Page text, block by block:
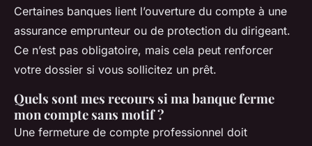
Certaines banques lient l’ouverture du compte à une
assurance emprunteur ou de protection du dirigeant.
Ce n’est pas obligatoire, mais cela peut renforcer
votre dossier si vous sollicitez un prêt.
Quels sont mes recours si ma banque ferme
mon compte sans motif ?
Une fermeture de compte professionnel doit